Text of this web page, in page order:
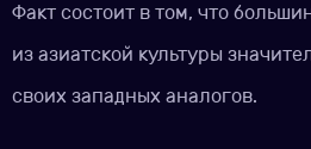
Факт состоит в том, что
из азиатской культуры
своих западных аналогов.